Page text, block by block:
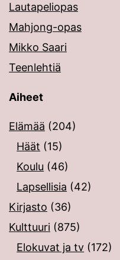
Lautapeliopas
Mahjong-opas
Mikko Saari
Teenlehtiä
Aiheet
Elämää (204)
Häät (15)
Koulu (46)
Lapsellisia (42)
Kirjasto (36)
Kulttuuri (875)
Elokuvat ja tv (172)